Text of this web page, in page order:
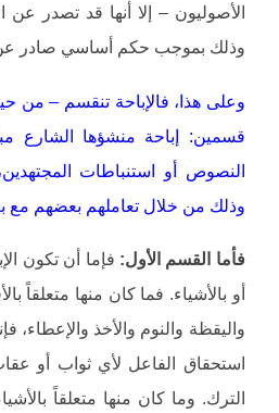
الأصوليون – إلا أنها قد تصدر
وذلك بموجب حكم أساسي صادر
وعلى هذا، فالإباحة تنقسم – من
قسمين: إباحة منشؤها الشارع
النصوص أو استنباطات
وذلك من خلال تعاملهم بعضهم مع
فأما القسم الأول: فإما أن تكون
أو بالأشياء. فما كان منها متعلقاً
واليقظة والنوم والأخذ والإعطاء،
استحقاق الفاعل لأي ثواب أو
الترك. وما كان منها متعلقاً